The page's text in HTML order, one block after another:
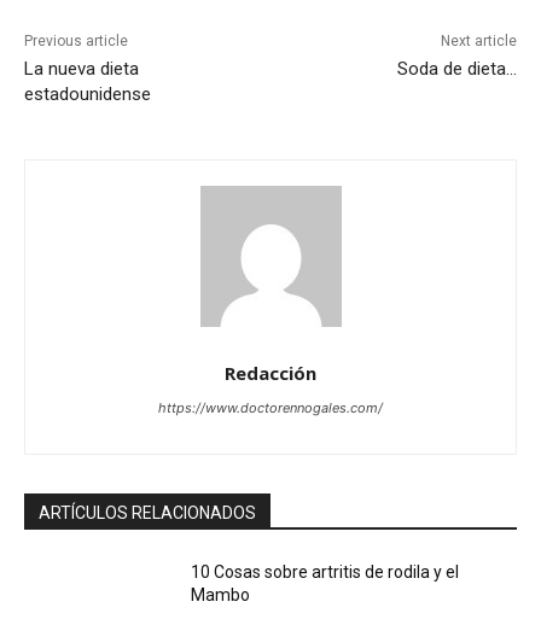
Previous article
La nueva dieta
estadounidense
Next article
Soda de dieta…
Redacción
https://www.doctorennogales.com/
ARTÍCULOS RELACIONADOS
10 Cosas sobre artritis de rodila y el
Mambo